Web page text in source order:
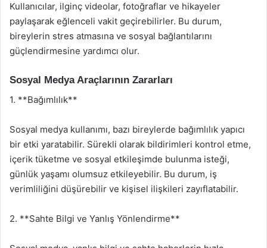
Kullanıcılar, ilginç videolar, fotoğraflar ve hikayeler
paylaşarak eğlenceli vakit geçirebilirler. Bu durum,
bireylerin stres atmasına ve sosyal bağlantılarını
güçlendirmesine yardımcı olur.
Sosyal Medya Araçlarının Zararları
1. **Bağımlılık**
Sosyal medya kullanımı, bazı bireylerde bağımlılık yapıcı
bir etki yaratabilir. Sürekli olarak bildirimleri kontrol etme,
içerik tüketme ve sosyal etkileşimde bulunma isteği,
günlük yaşamı olumsuz etkileyebilir. Bu durum, iş
verimliliğini düşürebilir ve kişisel ilişkileri zayıflatabilir.
2. **Sahte Bilgi ve Yanlış Yönlendirme**